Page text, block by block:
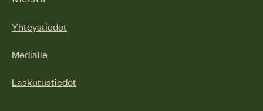
Yhteystiedot
Medialle
Laskutustiedot